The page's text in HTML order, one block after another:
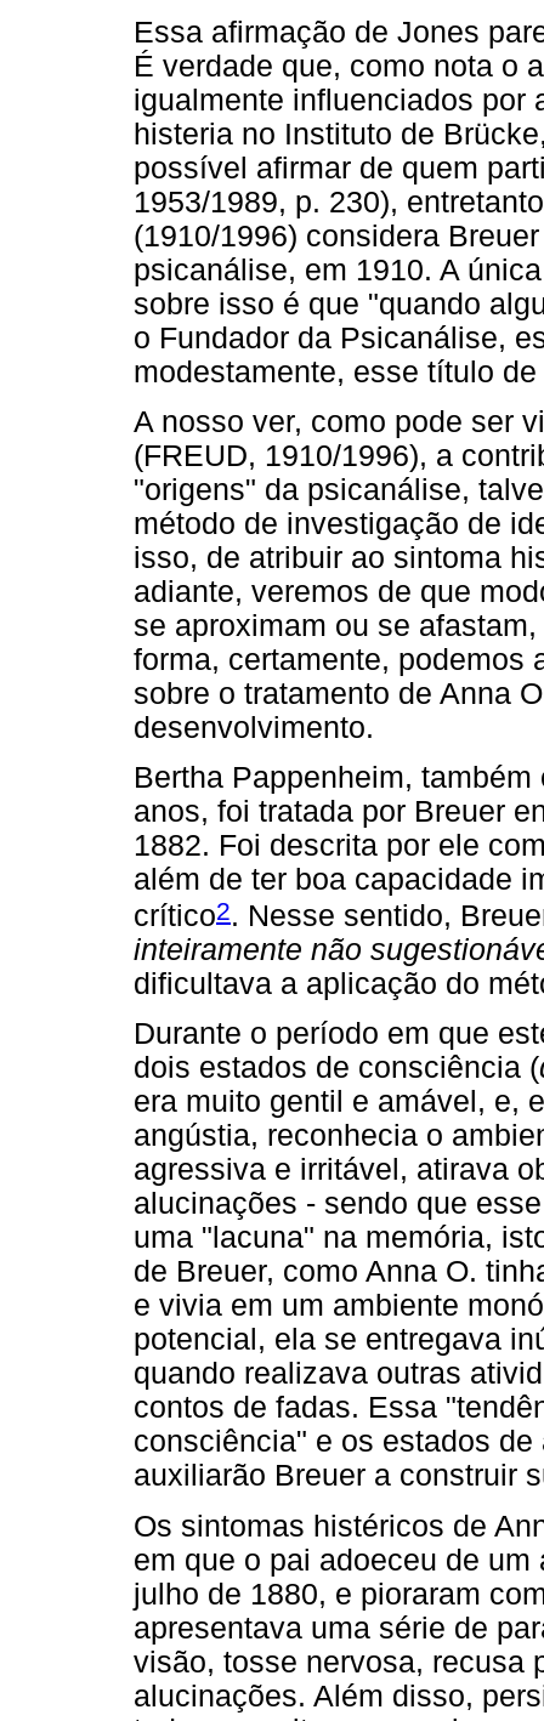
Essa afirmação de Jones
É verdade que, como nota o
igualmente influenciados por
histeria no Instituto de
possível afirmar de quem
1953/1989, p. 230),
(1910/1996) considera
psicanálise, em 1910. A
sobre isso é que "quando
o Fundador da Psicanálise,
modestamente, esse título
A nosso ver, como pode ser
(FREUD, 1910/1996), a
"origens" da psicanálise,
método de investigação de
isso, de atribuir ao sintoma
adiante, veremos de que
se aproximam ou se
forma, certamente, podemos
sobre o tratamento de Anna
desenvolvimento.
Bertha Pappenheim,
anos, foi tratada por Breuer
1882. Foi descrita por ele
além de ter boa capacidade
crítico2. Nesse sentido,
inteiramente não
dificultava a aplicação do
Durante o período em que
dois estados de consciência (
era muito gentil e amável, e,
angústia, reconhecia o
agressiva e irritável, atirava
alucinações - sendo que
uma "lacuna" na memória,
de Breuer, como Anna O.
e vivia em um ambiente
potencial, ela se entregava
quando realizava outras
contos de fadas. Essa
consciência" e os estados de
auxiliarão Breuer a construir
Os sintomas histéricos de
em que o pai adoeceu de
julho de 1880, e pioraram
apresentava uma série de
visão, tosse nervosa, recusa
alucinações. Além disso,